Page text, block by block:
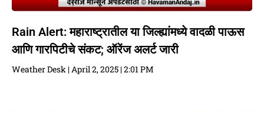
Rain Alert: महाराष्ट्रातील या जिल्ह्यांमध्ये वादळी पाऊस
आणि गारपिटीचे संकट; ऑरेंज अलर्ट जारी
Weather Desk April 2, 2025 2:01 PM